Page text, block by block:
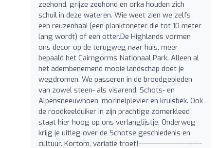
zeehond, grijze zeehond en orka houden zich
schuil in deze wateren. Wie weet zien we zelfs
een reuzenhaai (een planktoneter die tot 10 meter
lang wordt) of een otter.De Highlands vormen
ons decor op de terugweg naar huis, meer
bepaald het Cairngorms Nationaal Park. Alleen al
het adembenemend mooie landschap doet je
wegdromen. We passeren in de broedgebieden
van zowel steen- als visarend, Schots- en
Alpensneeuwhoen, morinelplevier en kruisbek. Ook
de roodkeelduiker in zijn prachtige zomerkleed
staat hier hoog op ons verlanglijstje. Onderweg
krijg je uitleg over de Schotse geschiedenis en
cultuur. Kortom, variatie troef!--------------------------